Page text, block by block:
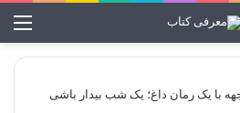
جستجو
با یک رمان داغ؛ یک شب بیدار باشی